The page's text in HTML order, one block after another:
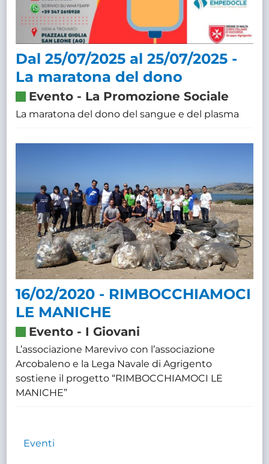
Dal 25/07/2025 al 25/07/2025 -
La maratona del dono
Evento - La Promozione Sociale
La maratona del dono del sangue e del plasma
16/02/2020 - RIMBOCCHIAMOCI
LE MANICHE
Evento - I Giovani
L’associazione Marevivo con l’associazione
Arcobaleno e la Lega Navale di Agrigento
sostiene il progetto “RIMBOCCHIAMOCI LE
MANICHE”
Eventi